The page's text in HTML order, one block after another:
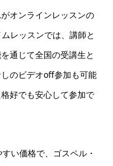
オンラインレッスンの
レッスンでは、講師と
通じて全国の受講生と
のビデオoff参加も可能
好でも安心して参加で
い価格で、ゴスペル・